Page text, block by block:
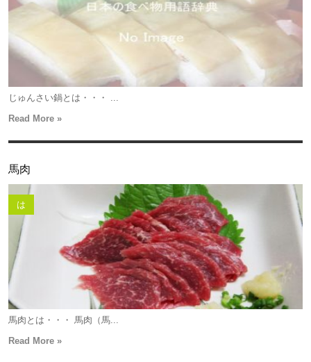
じゅんさい鍋とは・・・ ...
Read More »
馬肉
は
馬肉とは・・・ 馬肉（馬...
Read More »